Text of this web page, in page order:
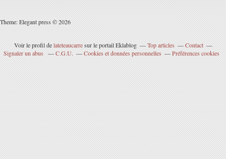
Theme: Elegant press © 2026
Voir le profil delateteaucarresur le portail Eklablog Top articles
Contact
Signaler un abus
C.G.U. Cookies et données personnelles Préférences cookies